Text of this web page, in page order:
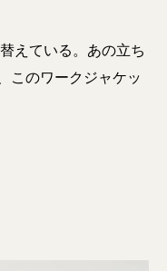
えている。あの立ち
このワークジャケッ